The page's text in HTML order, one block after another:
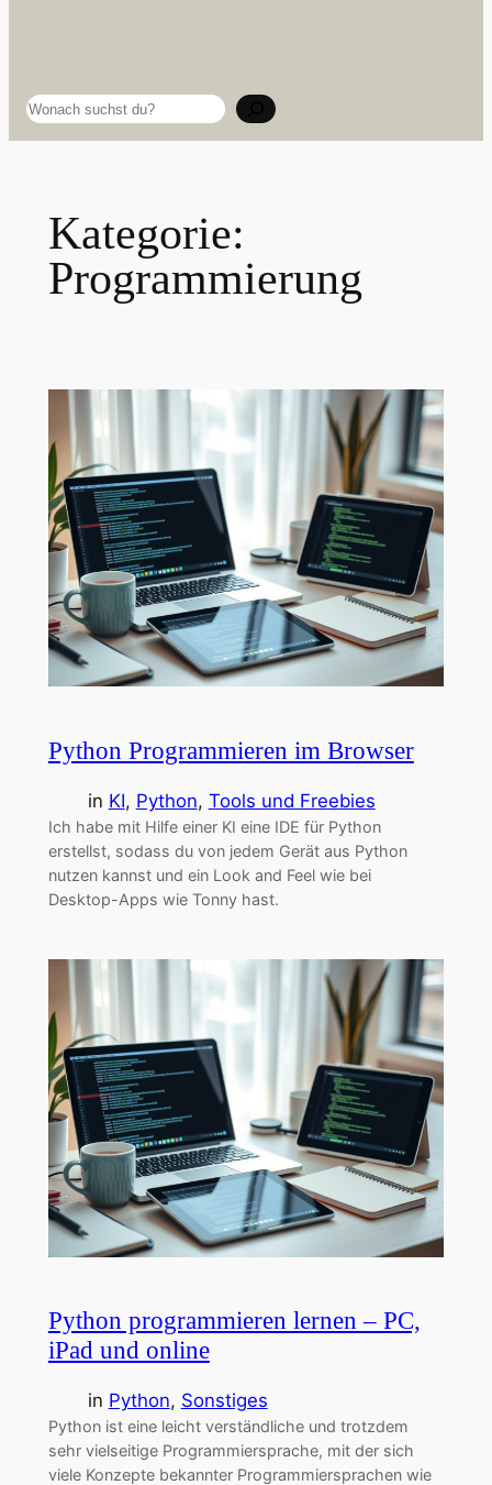
Suchen
Kategorie:
Programmierung
Python Programmieren im Browser
in KI, Python, Tools und Freebies
Ich habe mit Hilfe einer KI eine IDE für Python
erstellst, sodass du von jedem Gerät aus Python
nutzen kannst und ein Look and Feel wie bei
Desktop-Apps wie Tonny hast.
Python programmieren lernen – PC,
iPad und online
in Python, Sonstiges
Python ist eine leicht verständliche und trotzdem
sehr vielseitige Programmiersprache, mit der sich
viele Konzepte bekannter Programmiersprachen wie